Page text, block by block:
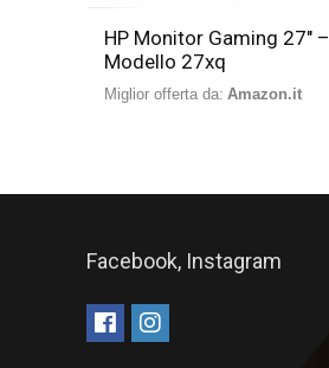
HP Monitor Gaming 27″ –
Modello 27xq
Miglior offerta da: Amazon.it
Facebook, Instagram